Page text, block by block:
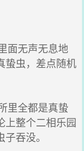
面无声无息地
蛰虫，差点随机
里全都是真蛰
上整个二相乐园
吞没。